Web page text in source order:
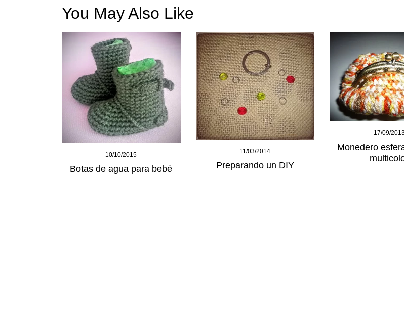
You May Also Like
10/10/2015
Botas de agua para bebé
11/03/2014
Preparando un DIY
17/09/
Monedero